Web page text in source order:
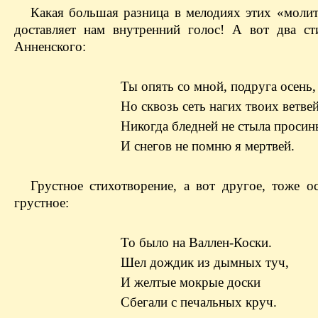
Какая большая разница в мелодиях этих
доставляет нам внутренний голос! А вот два
Анненского:
Ты опять со мной, подруга осень,
Но сквозь сеть нагих твоих
Никогда бледней не стыла
И снегов не помню я мертвей.
Грустное стихотворение, а вот другое, тоже
грустное:
То было на Валлен-Коски.
Шел дождик из дымных туч,
И желтые мокрые доски
Сбегали с печальных круч.